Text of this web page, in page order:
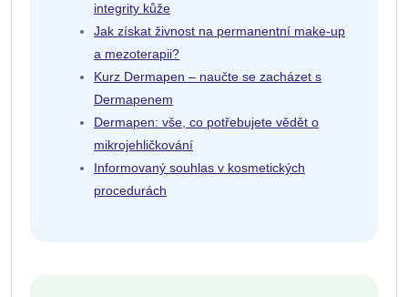
integrity kůže
Jak získat živnost na permanentní make-up
a mezoterapii?
Kurz Dermapen – naučte se zacházet s
Dermapenem
Dermapen: vše, co potřebujete vědět o
mikrojehličkování
Informovaný souhlas v kosmetických
procedurách